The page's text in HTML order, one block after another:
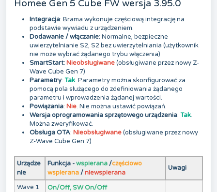
Homee Gen 5 Cube FW wersja 3.95.0
Integracja: Brama wykonuje częściową integrację na
podstawie wywiadu z urządzeniem.
Dodawanie / włączanie: Normalne, bezpieczne
uwierzytelnianie S2, S2 bez uwierzytelniania (użytkownik
nie może wybrać żądanego trybu włączenia)
SmartStart:Nieobsługiwane(obsługiwane przez nowy Z-
Wave Cube Gen 7)
Parametry: Tak. Parametry można skonfigurować za
pomocą pola służącego do zdefiniowania żądanego
parametru i wprowadzenia żądanej wartości.
Powiązania: Nie. Nie można ustawić powiązań.
Wersja oprogramowania sprzętowego urządzenia: Tak.
Można zweryfikować.
Obsługa OTA: Nieobsługiwane(obsługiwane przez nowy
Z-Wave Cube Gen 7)
Urządze
nie
Funkcja -wspierana/częściowo
wspierana/niewspierana
Uwagi
Wave 1
On/Off, SW On/Off